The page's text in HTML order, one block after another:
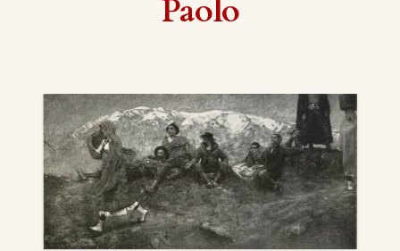
Paolo